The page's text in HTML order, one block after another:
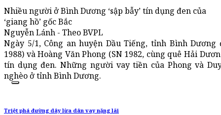
Nhiều người ở Bình Dương ‘sập bẫy’ tín dụng đen của
‘giang hồ’ gốc Bắc
Nguyễn Lánh - Theo BVPL
Ngày 5/1, Công an huyện Dầu Tiếng, tỉnh Bình
1988) và Hoàng Văn Phong (SN 1982, cùng quê Hải
tín dụng đen. Những người vay tiền của Phong và
nghèo ở tỉnh Bình Dương.
Triệt phá đường dây lừa dân vay nặng lãi